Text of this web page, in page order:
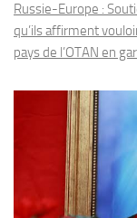
Russie-Europe :
qu’ils affirment
pays de l’OTAN en